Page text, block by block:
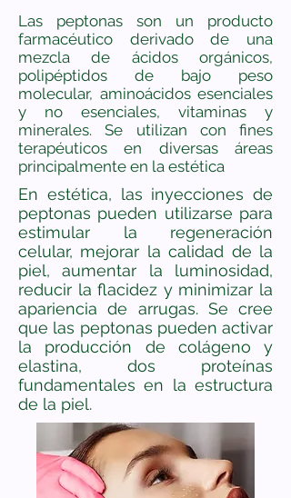
Las peptonas son un producto
farmacéutico derivado de una
mezcla de ácidos orgánicos,
polipéptidos de bajo peso
molecular, aminoácidos esenciales
y no esenciales, vitaminas y
minerales. Se utilizan con fines
terapéuticos en diversas áreas
principalmente en la estética
En estética, las inyecciones de
peptonas pueden utilizarse para
estimular la regeneración
celular, mejorar la calidad de la
piel, aumentar la luminosidad,
reducir la flacidez y minimizar la
apariencia de arrugas. Se cree
que las peptonas pueden activar
la producción de colágeno y
elastina, dos proteínas
fundamentales en la estructura
de la piel.